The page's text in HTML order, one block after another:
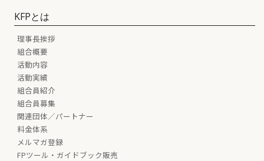
KFPとは
理事長挨拶
組合概要
活動内容
活動実績
組合員紹介
組合員募集
関連団体／パートナー
料金体系
メルマガ登録
FPツール・ガイドブック販売